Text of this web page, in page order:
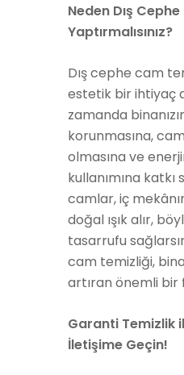
Neden Dış
Yaptırmalısınız?
Dış cephe cam
estetik bir ihtiyaç
zamanda
korunmasına,
olmasına ve
kullanımına katkı
camlar, iç
doğal ışık alır,
tasarrufu
cam temizliği,
artıran önemli bir
Garanti Temizlik
İletişime Geçin!